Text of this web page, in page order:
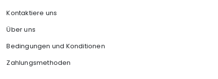
Kontaktiere uns
Über uns
Bedingungen und Konditionen
Zahlungsmethoden